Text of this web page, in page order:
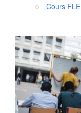
Cours FLE